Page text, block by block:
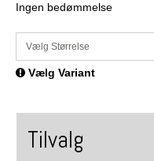
Ingen bedømmelse
Vælg Størrelse
Vælg Variant
Tilvalg